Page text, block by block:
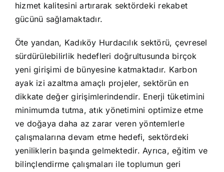
hizmet kalitesini artırarak sektördeki rekabet
gücünü sağlamaktadır.
Öte yandan, Kadıköy Hurdacılık sektörü, çevresel
sürdürülebilirlik hedefleri doğrultusunda birçok
yeni girişimi de bünyesine katmaktadır. Karbon
ayak izi azaltma amaçlı projeler, sektörün en
dikkate değer girişimlerindendir. Enerji tüketimini
minimumda tutma, atık yönetimini optimize etme
ve doğaya daha az zarar veren yöntemlerle
çalışmalarına devam etme hedefi, sektördeki
yeniliklerin başında gelmektedir. Ayrıca, eğitim ve
bilinçlendirme çalışmaları ile toplumun geri